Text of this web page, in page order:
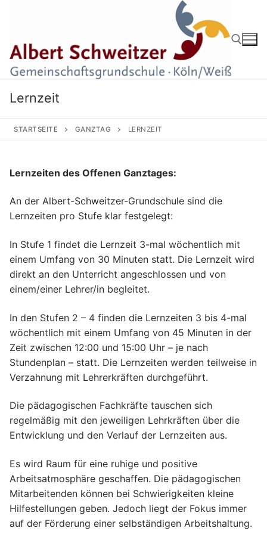
Lernzeit
STARTSEITE GANZTAG LERNZEIT
Lernzeiten des Offenen Ganztages:
An der Albert-Schweitzer-Grundschule sind die
Lernzeiten pro Stufe klar festgelegt:
In Stufe 1 findet die Lernzeit 3-mal wöchentlich mit
einem Umfang von 30 Minuten statt. Die Lernzeit wird
direkt an den Unterricht angeschlossen und von
einem/einer Lehrer/in begleitet.
In den Stufen 2 – 4 finden die Lernzeiten 3 bis 4-mal
wöchentlich mit einem Umfang von 45 Minuten in der
Zeit zwischen 12:00 und 15:00 Uhr – je nach
Stundenplan – statt. Die Lernzeiten werden teilweise in
Verzahnung mit Lehrerkräften durchgeführt.
Die pädagogischen Fachkräfte tauschen sich
regelmäßig mit den jeweiligen Lehrkräften über die
Entwicklung und den Verlauf der Lernzeiten aus.
Es wird Raum für eine ruhige und positive
Arbeitsatmosphäre geschaffen. Die pädagogischen
Mitarbeitenden können bei Schwierigkeiten kleine
Hilfestellungen geben. Jedoch liegt der Fokus immer
auf der Förderung einer selbständigen Arbeitshaltung.